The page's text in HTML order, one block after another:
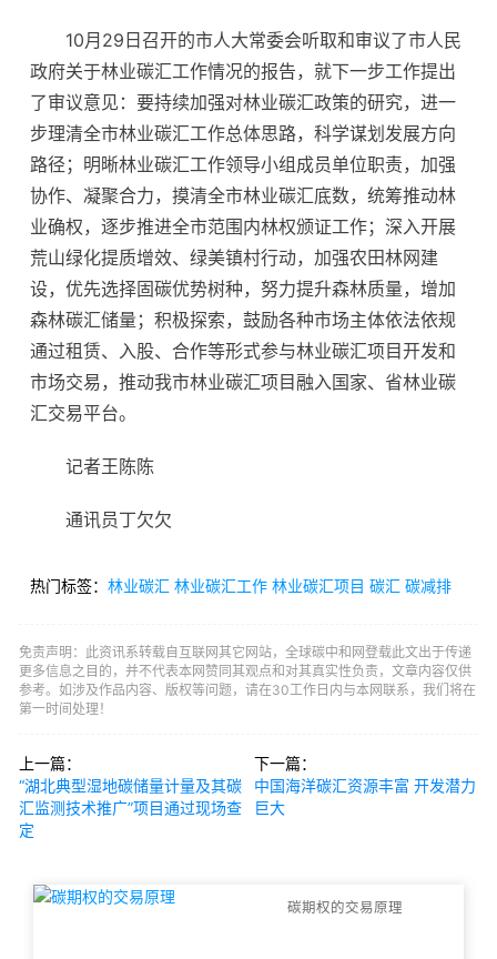
10月29日召开的市人大常委会听取和审议了市人民
政府关于林业碳汇工作情况的报告，就下一步工作提出
了审议意见：要持续加强对林业碳汇政策的研究，进一
步理清全市林业碳汇工作总体思路，科学谋划发展方向
路径；明晰林业碳汇工作领导小组成员单位职责，加强
协作、凝聚合力，摸清全市林业碳汇底数，统筹推动林
业确权，逐步推进全市范围内林权颁证工作；深入开展
荒山绿化提质增效、绿美镇村行动，加强农田林网建
设，优先选择固碳优势树种，努力提升森林质量，增加
森林碳汇储量；积极探索，鼓励各种市场主体依法依规
通过租赁、入股、合作等形式参与林业碳汇项目开发和
市场交易，推动我市林业碳汇项目融入国家、省林业碳
汇交易平台。
记者王陈陈
通讯员丁欠欠
热门标签： 林业碳汇 林业碳汇工作 林业碳汇项目 碳汇 碳减排
免责声明：此资讯系转载自互联网其它网站，全球碳中和网登载此文出于传递
更多信息之目的，并不代表本网赞同其观点和对其真实性负责，文章内容仅供
参考。如涉及作品内容、版权等问题，请在30工作日内与本网联系，我们将在
第一时间处理！
上一篇：
“湖北典型湿地碳储量计量及其碳
汇监测技术推广”项目通过现场查
定
下一篇：
中国海洋碳汇资源丰富 开发潜力
巨大
碳期权的交易原理